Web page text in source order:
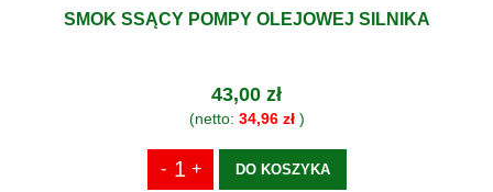
SMOK SSĄCY POMPY OLEJOWEJ SILNIKA
43,00 zł
(netto: 34,96 zł)
DO KOSZYKA